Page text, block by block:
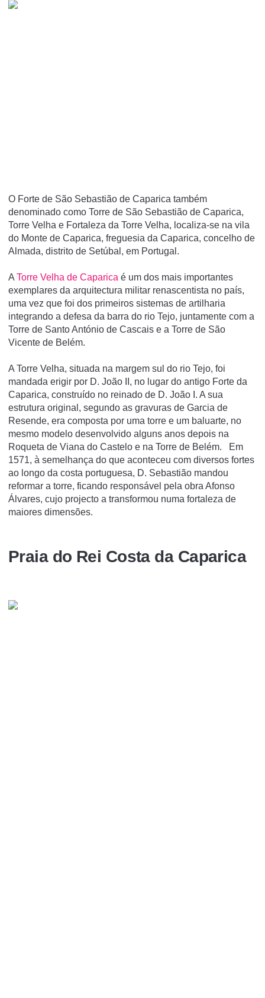
O Forte de São Sebastião de Caparica também
denominado como Torre de São Sebastião de Caparica,
Torre Velha e Fortaleza da Torre Velha, localiza-se na vila
do Monte de Caparica, freguesia da Caparica, concelho de
Almada, distrito de Setúbal, em Portugal.
A Torre Velha de Caparica é um dos mais importantes
exemplares da arquitectura militar renascentista no paí­s,
uma vez que foi dos primeiros sistemas de artilharia
integrando a defesa da barra do rio Tejo, juntamente com a
Torre de Santo António de Cascais e a Torre de São
Vicente de Belém.
A Torre Velha, situada na margem sul do rio Tejo, foi
mandada erigir por D. João II, no lugar do antigo Forte da
Caparica, construído no reinado de D. João I. A sua
estrutura original, segundo as gravuras de Garcia de
Resende, era composta por uma torre e um baluarte, no
mesmo modelo desenvolvido alguns anos depois na
Roqueta de Viana do Castelo e na Torre de Belém. Em
1571, à semelhança do que aconteceu com diversos fortes
ao longo da costa portuguesa, D. Sebastião mandou
reformar a torre, ficando responsável pela obra Afonso
Álvares, cujo projecto a transformou numa fortaleza de
maiores dimensões.
Praia do Rei Costa da Caparica